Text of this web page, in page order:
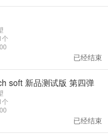
已经结束
soft 新品测试版 第四弹
已经结束